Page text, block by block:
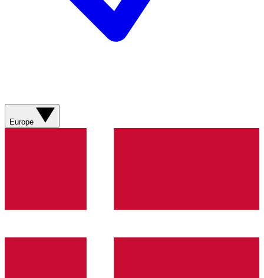
Europe